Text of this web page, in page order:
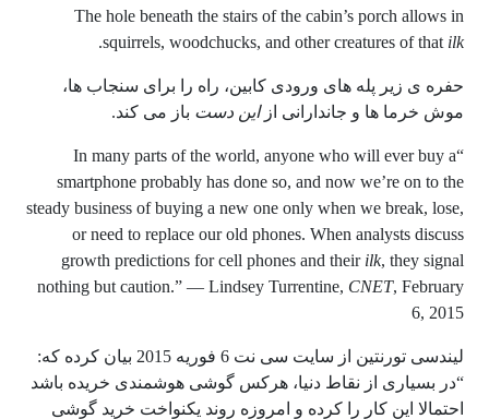
The hole beneath the stairs of the cabin’s porch allows in
squirrels, woodchucks, and other creatures of that ilk
.
حفره ی زیر پله های ورودی کابین، راه را برای سنجاب ها،
موش خرما ها و جاندارانی ازاین دست باز می کند.
“In many parts of the world, anyone who will ever buy a
smartphone probably has done so, and now we’re on to the
steady business of buying a new one only when we break, lose,
or need to replace our old phones. When analysts discuss
growth predictions for cell phones and their ilk, they signal
nothing but caution.” — Lindsey Turrentine, CNET, February
6, 2015
لیندسی تورنتین از سایت سی نت 6 فوریه 2015 بیان کرده که:
“در بسیاری از نقاط دنیا، هرکس گوشی هوشمندی خریده باشد
احتمالا این کار را کرده و امروزه روند یکنواخت خرید گوشی